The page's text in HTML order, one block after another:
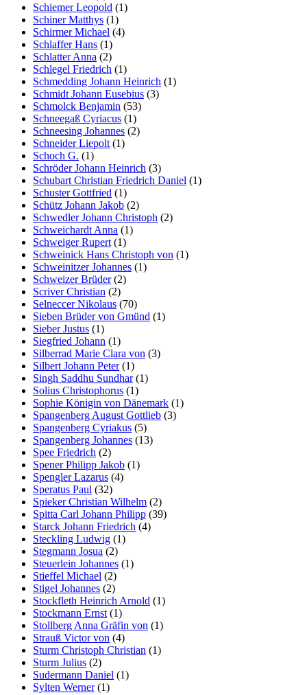
Schiemer Leopold (1)
Schiner Matthys (1)
Schirmer Michael (4)
Schlaffer Hans (1)
Schlatter Anna (2)
Schlegel Friedrich (1)
Schmedding Johann Heinrich (1)
Schmidt Johann Eusebius (3)
Schmolck Benjamin (53)
Schneegaß Cyriacus (1)
Schneesing Johannes (2)
Schneider Liepolt (1)
Schoch G. (1)
Schröder Johann Heinrich (3)
Schubart Christian Friedrich Daniel (1)
Schuster Gottfried (1)
Schütz Johann Jakob (2)
Schwedler Johann Christoph (2)
Schweichardt Anna (1)
Schweiger Rupert (1)
Schweinick Hans Christoph von (1)
Schweinitzer Johannes (1)
Schweizer Brüder(2)
Scriver Christian (2)
Selneccer Nikolaus (70)
Sieben Brüder von Gmünd (1)
Sieber Justus (1)
Siegfried Johann (1)
Silberrad Marie Clara von (3)
Silbert Johann Peter(1)
Singh Saddhu Sundhar(1)
Solius Christophorus (1)
Sophie Königin von Dänemark (1)
Spangenberg August Gottlieb (3)
Spangenberg Cyriakus (5)
Spangenberg Johannes (13)
Spee Friedrich (2)
Spener Philipp Jakob (1)
Spengler Lazarus (4)
Speratus Paul (32)
Spieker Christian Wilhelm (2)
Spitta Carl Johann Philipp (39)
Starck Johann Friedrich (4)
Steckling Ludwig (1)
Stegmann Josua (2)
Steuerlein Johannes (1)
Stieffel Michael (2)
Stigel Johannes (2)
Stockfleth Heinrich Arnold (1)
Stockmann Ernst (1)
Stollberg Anna Gräfin von (1)
Strauß Victor von (4)
Sturm Christoph Christian (1)
Sturm Julius (2)
Sudermann Daniel (1)
Sylten Werner(1)